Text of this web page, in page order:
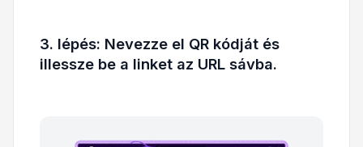
3. lépés: Nevezze el QR kódját és
illessze be a linket az URL sávba.